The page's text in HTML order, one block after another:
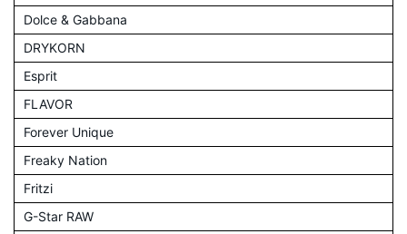
Dolce & Gabbana
DRYKORN
Esprit
FLAVOR
Forever Unique
Freaky Nation
Fritzi
G-Star RAW